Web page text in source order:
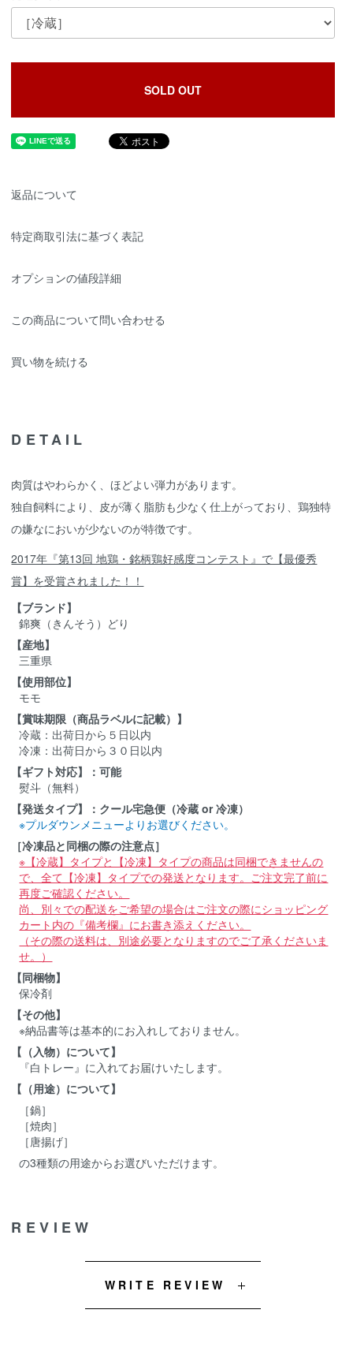
SOLD OUT
返品について
特定商取引法に基づく表記
オプションの値段詳細
この商品について問い合わせる
買い物を続ける
DETAIL
肉質はやわらかく、ほどよい弾力があります。
独自飼料により、皮が薄く脂肪も少なく仕上がっており、鶏独特
の嫌なにおいが少ないのが特徴です。
2017年『第13回 地鶏・銘柄鶏好感度コンテスト』で【最優秀
賞】を受賞されました！！
【ブランド】
錦爽（きんそう）どり
【産地】
三重県
【使用部位】
モモ
【賞味期限（商品ラベルに記載）】
冷蔵：出荷日から５日以内
冷凍：出荷日から３０日以内
【ギフト対応】：可能
熨斗（無料）
【発送タイプ】：クール宅急便（冷蔵 or 冷凍）
※プルダウンメニューよりお選びください。
［冷凍品と同梱の際の注意点］
※【冷蔵】タイプと【冷凍】タイプの商品は同梱できませんの
で、全て【冷凍】タイプでの発送となります。ご注文完了前に
再度ご確認ください。
尚、別々での配送をご希望の場合はご注文の際にショッピング
カート内の『備考欄』にお書き添えください。
（その際の送料は、別途必要となりますのでご了承くださいま
せ。）
【同梱物】
保冷剤
【その他】
※納品書等は基本的にお入れしておりません。
【（入物）について】
『白トレー』に入れてお届けいたします。
【（用途）について】
［鍋］
［焼肉］
［唐揚げ］
の3種類の用途からお選びいただけます。
REVIEW
WRITE REVIEW